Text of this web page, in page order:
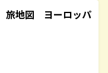
旅地図 ヨーロッパ